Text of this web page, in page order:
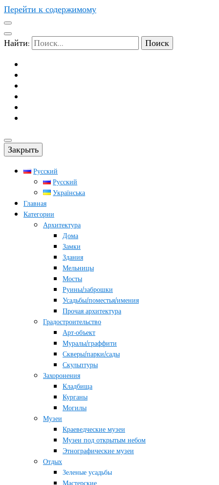
Перейти к содержимому
Найти:
Закрыть
Русский
Русский
Українська
Главная
Категории
Архитектура
Дома
Замки
Здания
Мельницы
Мосты
Руины/заброшки
Усадьбы/поместья/имения
Прочая архитектура
Градостроительство
Арт-объект
Муралы/граффити
Скверы/парки/сады
Скульптуры
Захоронения
Кладбища
Курганы
Могилы
Музеи
Краеведческие музеи
Музеи под открытым небом
Этнографические музеи
Отдых
Зеленые усадьбы
Мастерские